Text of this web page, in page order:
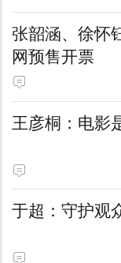
张韶涵、徐怀
网预售开票
王彦桐：电影
于超：守护观